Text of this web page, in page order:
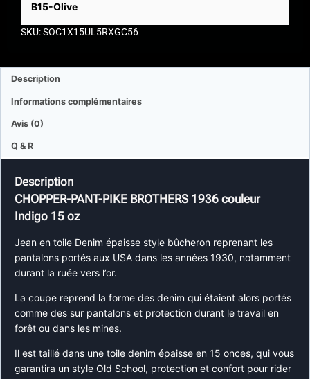
B15-Olive
SKU: SOC1X15UL5RXGC56
Description
Informations complémentaires
Avis (0)
Q & R
Description
CHOPPER-PANT-PIKE BROTHERS 1936 couleur
Indigo 15 oz
Jean en toile Denim épaisse style bûcheron reprenant les
pantalons portés aux USA dans les années 1930, notamment
durant la ruée vers l’or.
La coupe reprend la forme des denim qui étaient alors portés
comme des sur pantalons et protection durant le travail en
forêt ou dans les mines.
Il est taillé dans une toile denim épaisse en 15 onces, qui vous
garantira un style Old School, protection et confort pour rider